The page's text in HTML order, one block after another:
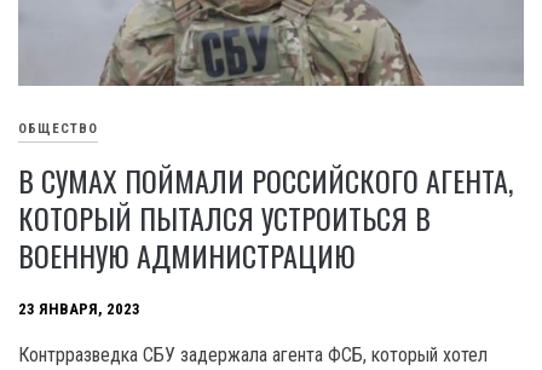
ОБЩЕСТВО
В СУМАХ ПОЙМАЛИ РОССИЙСКОГО АГЕНТА,
КОТОРЫЙ ПЫТАЛСЯ УСТРОИТЬСЯ В
ВОЕННУЮ АДМИНИСТРАЦИЮ
23 ЯНВАРЯ, 2023
Контрразведка СБУ задержала агента ФСБ, который хотел